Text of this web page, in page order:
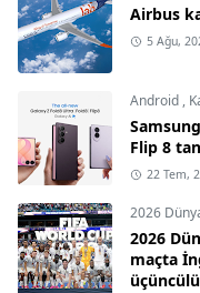
Airbus
5 Ağu,
Android ,
Flip 8
22 Tem,
2026
2026
maçta